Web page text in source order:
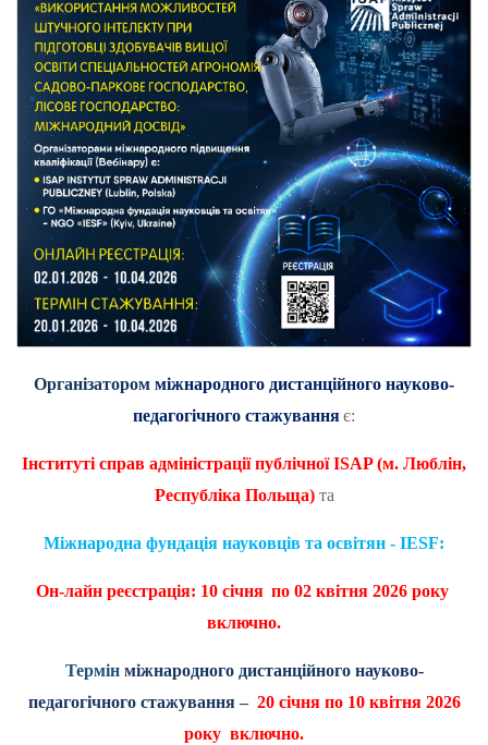
Організатором міжнародного дистанційного науково-
педагогічного стажуванняє:
Інституті справ адміністрації публічноїISAP(м. Люблін,
Республіка Польща)та
Міжнародна фундація науковців та освітян - IESF:
Он-лайн реєстрація: 10 січня по 02 квітня 2026 року
включно.
Термін міжнародного дистанційного науково-
педагогічного стажування– 20 січня по 10 квітня 2026
року включно.